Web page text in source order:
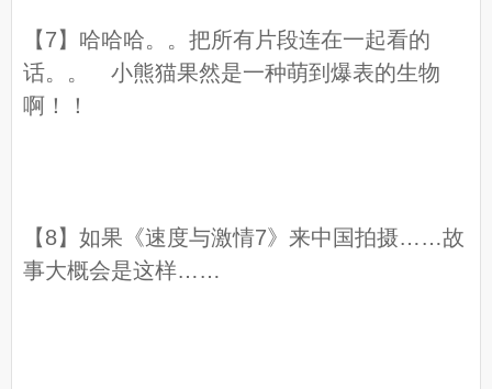
【7】哈哈哈。。把所有片段连在一起看的
话。。 小熊猫果然是一种萌到爆表的生物
啊！！
【8】如果《速度与激情7》来中国拍摄……故
事大概会是这样……